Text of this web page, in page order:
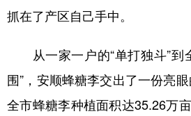
抓在了产区自己手中。
从一家一户的“单打独斗”到
围”，安顺蜂糖李交出了一份亮
全市蜂糖李种植面积达35.26万